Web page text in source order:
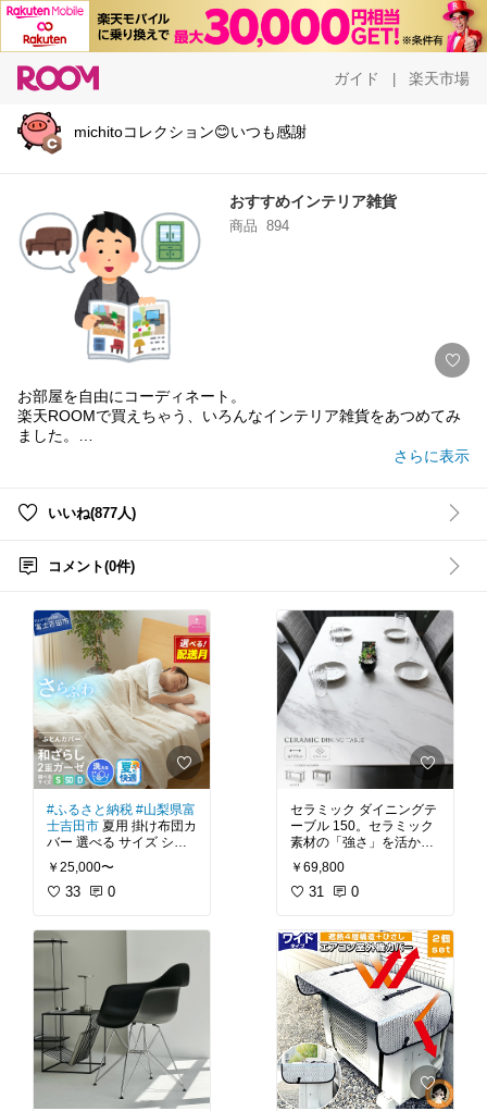
ガイド 楽天市場
michitoコレクション😊いつも感謝
おすすめインテリア雑貨
商品 894
お部屋を自由にコーディネート。
楽天ROOMで買えちゃう、いろんなインテリア雑貨をあつめてみ
さらに表示
いいね(877人)
コメント(0件)
#ふるさと納税 #山梨県富
士吉田市 夏用 掛け布団カ
バー 選べる サイズ シン
グル セミダブル ダブル
日本製 ガーゼケット 和ざ
らし 2重ガーゼ ノンファ
寝具 国産 新生活 衣替え
発送時期が選べる 【甲州
羽毛ふとん】
￥25,000〜
33 0
セラミック ダイニングテ
ーブル 150。セラミック
素材の「強さ」を活かし
たダイニングテーブル。
美しいスペイン製セラミ
ックを天板に使用したテ
接置いても、変色や変形
はありません。表面硬度
が高く、金属などでこす
ってもキズが付きにくく
なっています。調味料や
薬品などが染み込まない
ので軽く拭くだけでお手
入れできます。キズ・
熱・汚れに強いのでハー
ドに使用するダイニング
￥69,800
31 0